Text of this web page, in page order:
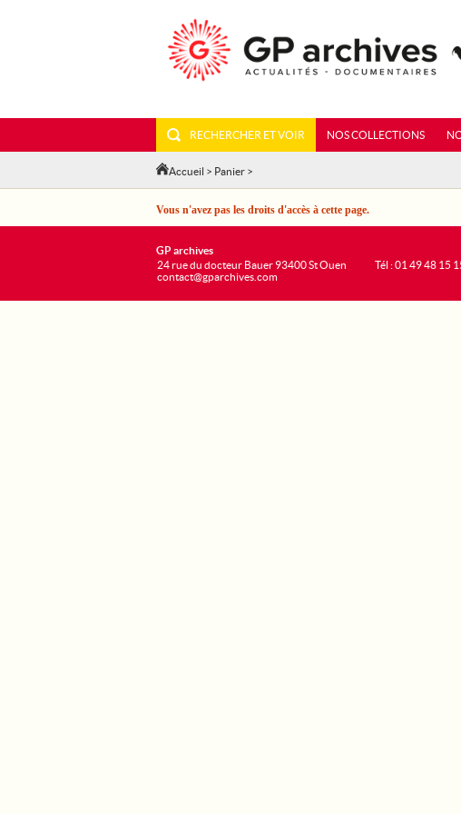
RECHERCHER ET VOIR NOS COLLECTIONS
Accueil > Panier >
Vous n'avez pas les droits d'accès à cette page.
GP archives
24 rue du docteur Bauer 93400 St Ouen
contact@gparchives.com
Tél : 01 49 48 15